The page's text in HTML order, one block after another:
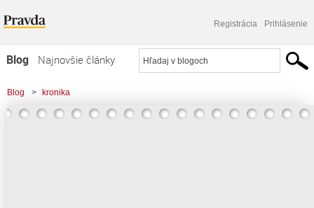
Registrácia Prihlásenie
Blog
Najnovšie články
Najčítanejšie články
Najkomentovanejšie články
Blog > kronika
> Neverte slzám Holečkovej, Kolíkovej, Remišovej, Plavákovej a spol.-sú to